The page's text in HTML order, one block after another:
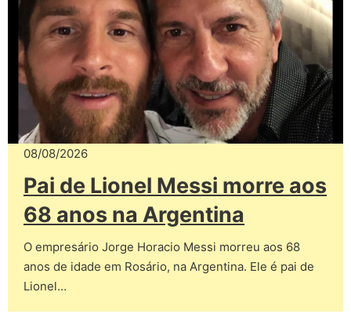
08/08/2026
Pai de Lionel Messi morre aos
68 anos na Argentina
O empresário Jorge Horacio Messi morreu aos 68
anos de idade em Rosário, na Argentina. Ele é pai de
Lionel…